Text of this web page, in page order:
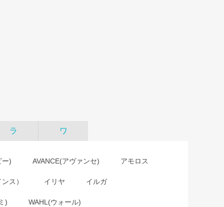
ラ ワ
ー) AVANCE(アヴァンセ) アモロス
ス） イリヤ イルガ
) WAHL(ウォール)